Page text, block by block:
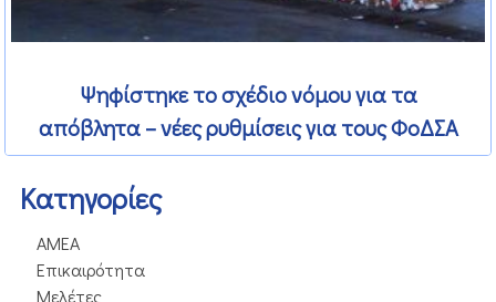
Ψηφίστηκε το σχέδιο νόμου για τα
απόβλητα – νέες ρυθμίσεις για τους ΦοΔΣΑ
Kατηγορίες
ΑΜΕΑ
Επικαιρότητα
Μελέτες